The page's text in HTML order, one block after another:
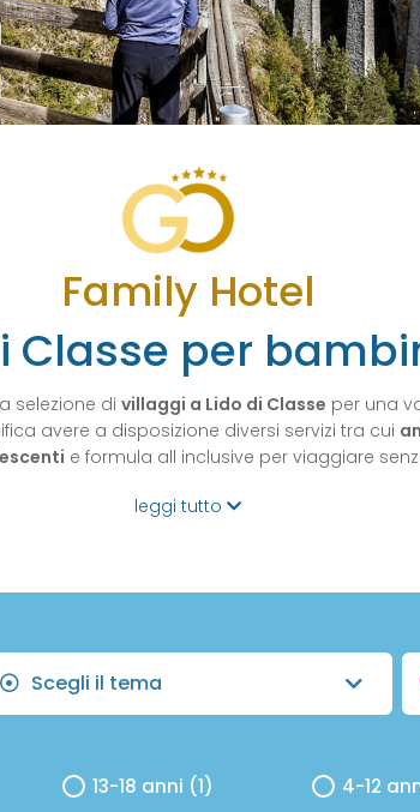
Family Hotel
Classe per
selezione di villaggi a Lido di Classe per una
avere a disposizione diversi servizi tra cui
e formula all inclusive per viaggiare
leggi tutto
Scegli il tema
13-18 anni (1) 4-12